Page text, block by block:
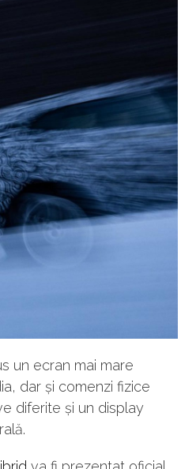
un ecran mai mare
dar și comenzi fizice
diferite și un display